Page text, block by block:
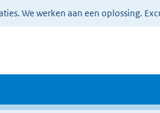
We werken aan een oplossing.